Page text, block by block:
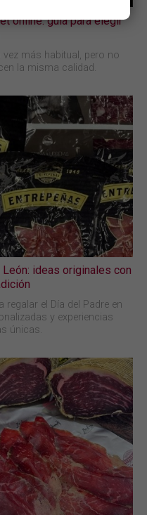
online: guía para elegir
más habitual, pero no
la misma calidad.
ideas originales con
el Día del Padre en
y experiencias
únicas.